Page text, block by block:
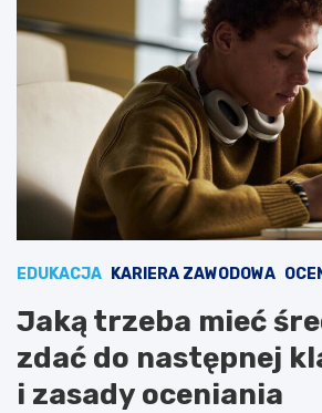
EDUKACJA KARIERA ZAWODOWA
Jaką trzeba mieć
zdać do następnej
i zasady oceniania